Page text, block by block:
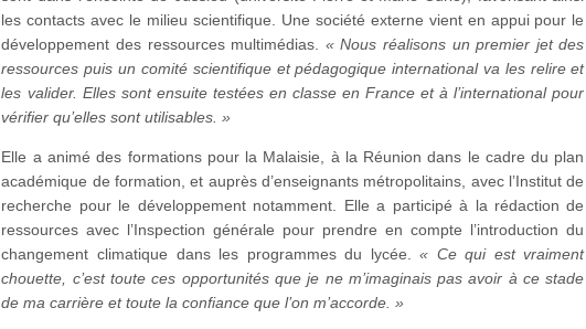
les contacts avec le milieu scientifique. Une société externe vient en appui pour le
développement des ressources multimédias. « Nous réalisons un premier jet des
ressources puis un comité scientifique et pédagogique international va les relire et
les valider. Elles sont ensuite testées en classe en France et à l’international pour
vérifier qu’elles sont utilisables. »
Elle a animé des formations pour la Malaisie, à la Réunion dans le cadre du plan
académique de formation, et auprès d’enseignants métropolitains, avec l’Institut de
recherche pour le développement notamment. Elle a participé à la rédaction de
ressources avec l’Inspection générale pour prendre en compte l’introduction du
changement climatique dans les programmes du lycée.« Ce qui est vraiment
chouette, c’est toute ces opportunités que je ne m’imaginais pas avoir à ce stade
de ma carrière et toute la confiance que l’on m’accorde. »